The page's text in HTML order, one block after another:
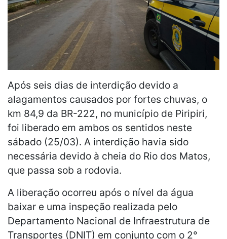
Após seis dias de interdição devido a
alagamentos causados por fortes chuvas, o
km 84,9 da BR-222, no município de Piripiri,
foi liberado em ambos os sentidos neste
sábado (25/03). A interdição havia sido
necessária devido à cheia do Rio dos Matos,
que passa sob a rodovia.
A liberação ocorreu após o nível da água
baixar e uma inspeção realizada pelo
Departamento Nacional de Infraestrutura de
Transportes (DNIT) em conjunto com o 2°